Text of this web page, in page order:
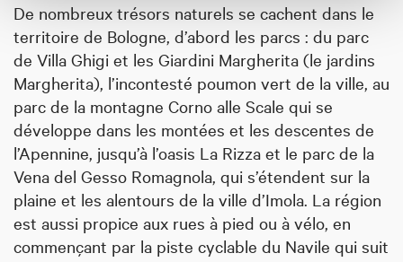
De nombreux trésors naturels se cachent dans le
territoire de Bologne, d’abord les parcs : du parc
de Villa Ghigi et les Giardini Margherita (le jardins
Margherita), l’incontesté poumon vert de la ville, au
parc de la montagne Corno alle Scale qui se
développe dans les montées et les descentes de
l’Apennine, jusqu’à l’oasis La Rizza et le parc de la
Vena del Gesso Romagnola, qui s’étendent sur la
plaine et les alentours de la ville d’Imola. La région
est aussi propice aux rues à pied ou à vélo, en
commençant par la piste cyclable du Navile qui suit